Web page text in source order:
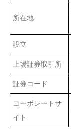
所在地
設立
上場証券取引所
証券コード
コーポレートサ
イト